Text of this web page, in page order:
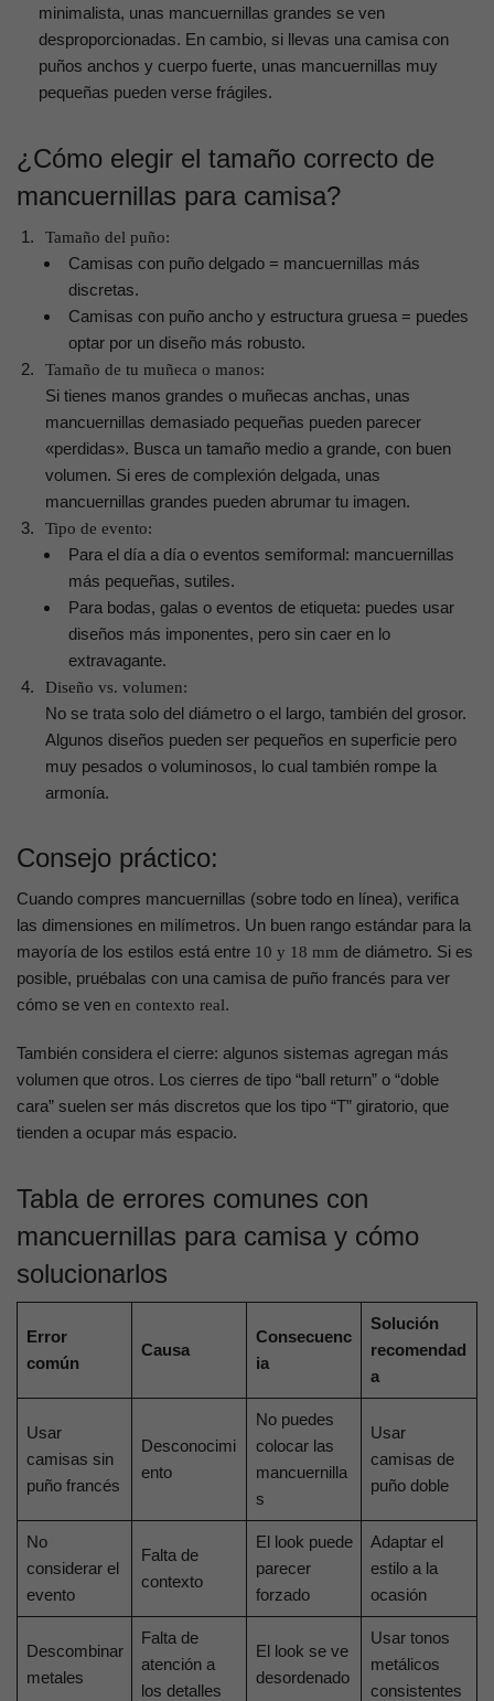
minimalista, unas mancuernillas grandes se ven
desproporcionadas. En cambio, si llevas una camisa con
puños anchos y cuerpo fuerte, unas mancuernillas muy
pequeñas pueden verse frágiles.
¿Cómo elegir el tamaño correcto de
mancuernillas para camisa?
Tamaño del puño:
Camisas con puño delgado = mancuernillas más
discretas.
Camisas con puño ancho y estructura gruesa = puedes
optar por un diseño más robusto.
Tamaño de tu muñeca o manos:
Si tienes manos grandes o muñecas anchas, unas
mancuernillas demasiado pequeñas pueden parecer
«perdidas». Busca un tamaño medio a grande, con buen
volumen. Si eres de complexión delgada, unas
mancuernillas grandes pueden abrumar tu imagen.
Tipo de evento:
Para el día a día o eventos semiformal: mancuernillas
más pequeñas, sutiles.
Para bodas, galas o eventos de etiqueta: puedes usar
diseños más imponentes, pero sin caer en lo
extravagante.
Diseño vs. volumen:
No se trata solo del diámetro o el largo, también del grosor.
Algunos diseños pueden ser pequeños en superficie pero
muy pesados o voluminosos, lo cual también rompe la
armonía.
Consejo práctico:
Cuando compres mancuernillas (sobre todo en línea), verifica
las dimensiones en milímetros. Un buen rango estándar para la
mayoría de los estilos está entre 10 y 18 mm de diámetro. Si es
posible, pruébalas con una camisa de puño francés para ver
cómo se ven en contexto real.
También considera el cierre: algunos sistemas agregan más
volumen que otros. Los cierres de tipo “ball return” o “doble
cara” suelen ser más discretos que los tipo “T” giratorio, que
tienden a ocupar más espacio.
Tabla de errores comunes con
mancuernillas para camisa y cómo
solucionarlos
Error
común
Causa
Consecuenc
ia
Solución
recomendad
a
Usar
camisas sin
puño francés
Desconocimi
ento
No puedes
colocar las
mancuernilla
s
Usar
camisas de
puño doble
No
considerar el
evento
Falta de
contexto
El look puede
parecer
forzado
Adaptar el
estilo a la
ocasión
Descombinar
metales
Falta de
atención a
los detalles
El look se ve
desordenado
Usar tonos
metálicos
consistentes